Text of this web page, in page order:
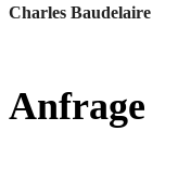
Charles Baudelaire
Anfrage